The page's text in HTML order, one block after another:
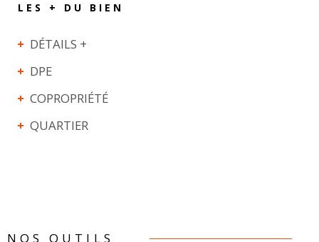
LES + DU BIEN
DÉTAILS +
DPE
COPROPRIÉTÉ
QUARTIER
NOS OUTILS